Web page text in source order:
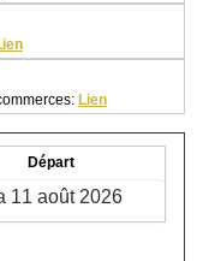
Lien
Départ